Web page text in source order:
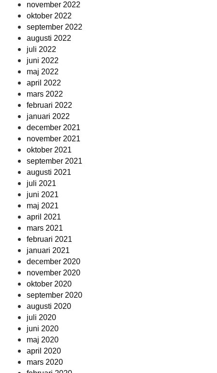
november 2022
oktober 2022
september 2022
augusti 2022
juli 2022
juni 2022
maj 2022
april 2022
mars 2022
februari 2022
januari 2022
december 2021
november 2021
oktober 2021
september 2021
augusti 2021
juli 2021
juni 2021
maj 2021
april 2021
mars 2021
februari 2021
januari 2021
december 2020
november 2020
oktober 2020
september 2020
augusti 2020
juli 2020
juni 2020
maj 2020
april 2020
mars 2020